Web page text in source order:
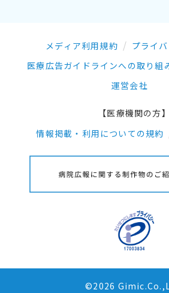
メディア利用規約
プライ
医療広告ガイドラインへの取り組
運営会社
【医療機関の方】
情報掲載・利用についての規約
©2026